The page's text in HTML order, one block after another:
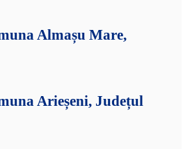
Almașu Mare,
Arieșeni, Județul